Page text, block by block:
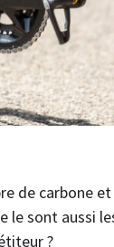
de carbone
sont aussi
?